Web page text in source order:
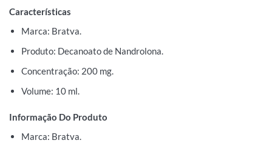
Características
Marca: Bratva.
Produto: Decanoato de Nandrolona.
Concentração: 200 mg.
Volume: 10 ml.
Informação Do Produto
Marca: Bratva.